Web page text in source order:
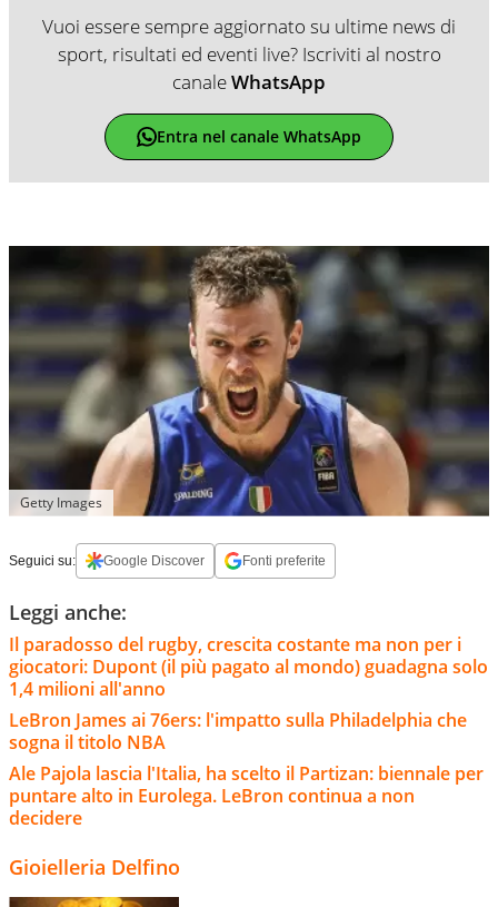
Vuoi essere sempre aggiornato su ultime news di
sport, risultati ed eventi live? Iscriviti al nostro
canaleWhatsApp
Entra nel canale WhatsApp
Getty Images
Seguici su: Google Discover Fonti preferite
Leggi anche:
Il paradosso del rugby, crescita costante ma non per i
giocatori: Dupont (il più pagato al mondo) guadagna solo
1,4 milioni all'anno
LeBron James ai 76ers: l'impatto sulla Philadelphia che
sogna il titolo NBA
Ale Pajola lascia l'Italia, ha scelto il Partizan: biennale per
puntare alto in Eurolega. LeBron continua a non
decidere
Gioielleria Delfino